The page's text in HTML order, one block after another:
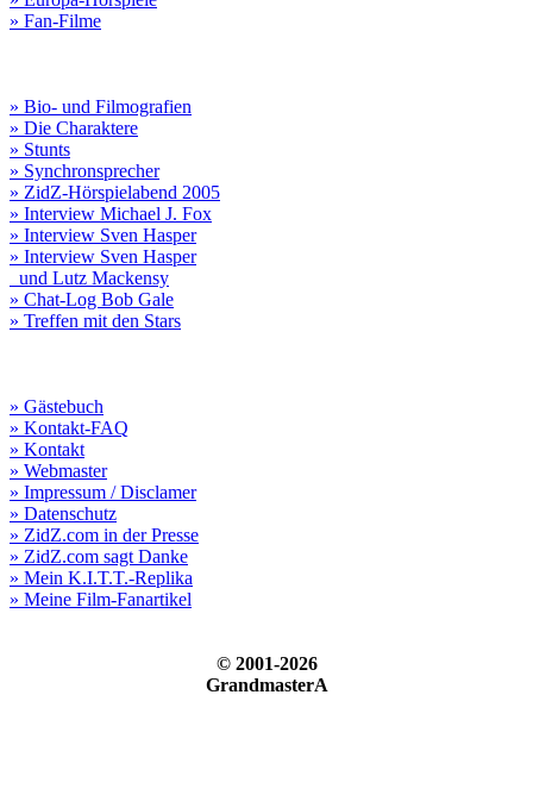
» Fan-Filme
» Bio- und Filmografien
» Die Charaktere
» Stunts
» Synchronsprecher
» ZidZ-Hörspielabend 2005
» Interview Michael J. Fox
» Interview Sven Hasper
» Interview Sven Hasper
und Lutz Mackensy
» Chat-Log Bob Gale
» Treffen mit den Stars
» Gästebuch
» Kontakt-FAQ
» Kontakt
» Webmaster
» Impressum / Disclamer
» Datenschutz
» ZidZ.com in der Presse
» ZidZ.com sagt Danke
» Mein K.I.T.T.-Replika
» Meine Film-Fanartikel
© 2001-2026
GrandmasterA